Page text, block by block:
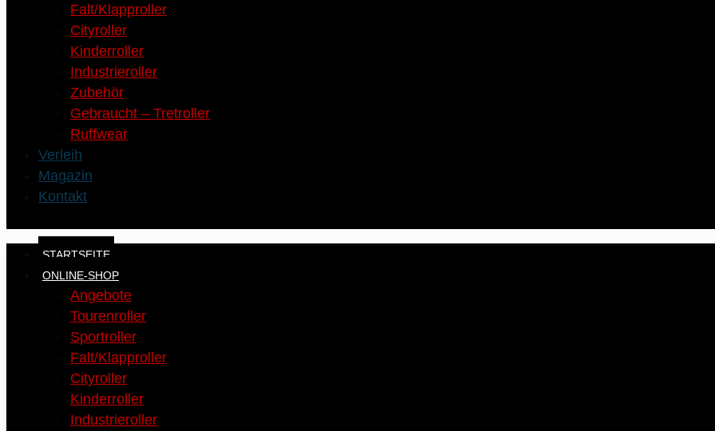
Falt/Klapproller
Cityroller
Kinderroller
Industrieroller
Zubehör
Gebraucht – Tretroller
Ruffwear
Verleih
Magazin
Kontakt
STARTSEITE
ONLINE-SHOP
Angebote
Tourenroller
Sportroller
Falt/Klapproller
Cityroller
Kinderroller
Industrieroller